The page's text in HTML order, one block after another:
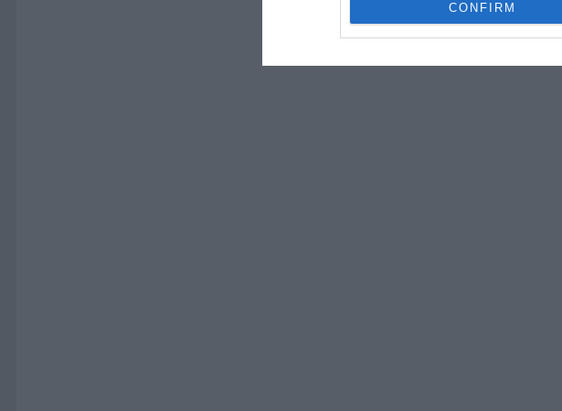
CONFIRM